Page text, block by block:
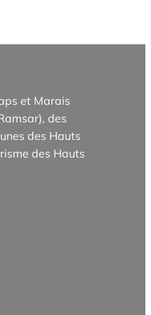
et Marais
des
des Hauts
des Hauts